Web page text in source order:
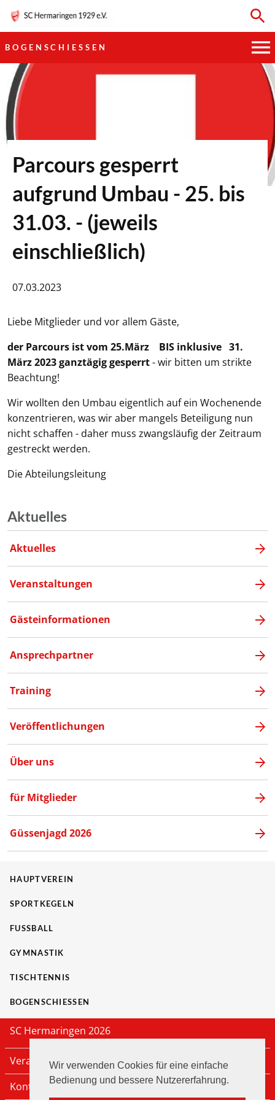
Wir verwenden Cookies für eine einfache
Bedienung und bessere Nutzererfahrung.
BOGENSCHIESSEN
HAUPTVEREIN
SPORTKEGELN
FUSSBALL
GYMNASTIK
TISCHTENNIS
Parcours gesperrt
aufgrund Umbau - 25. bis
31.03. - (jeweils
einschließlich)
07.03.2023
Liebe Mitglieder und vor allem Gäste,
der Parcours ist vom 25.März BIS inklusive 31.
März 2023 ganztägig gesperrt- wir bitten um strikte
Beachtung!
Wir wollten den Umbau eigentlich auf ein Wochenende
konzentrieren, was wir aber mangels Beteiligung nun
nicht schaffen - daher muss zwangsläufig der Zeitraum
gestreckt werden.
Die Abteilungsleitung
Aktuelles
Aktuelles
Veranstaltungen
Gästeinformationen
Ansprechpartner
Training
Veröffentlichungen
Über uns
für Mitglieder
Güssenjagd 2026
HAUPTVEREIN
SPORTKEGELN
FUSSBALL
GYMNASTIK
TISCHTENNIS
BOGENSCHIESSEN
SC Hermaringen 2026
Veranstaltungen
Kontakt